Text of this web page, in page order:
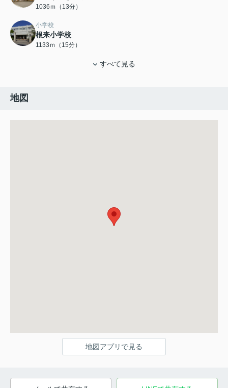
1036ｍ（13分）
小学校
根来小学校
1133ｍ（15分）
すべて見る
地図
地図アプリで見る